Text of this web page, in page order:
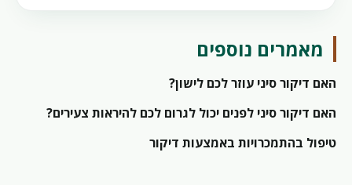
מאמרים נוספים
האם דיקור סיני עוזר לכם לישון?
האם דיקור סיני לפנים יכול לגרום לכם להיראות צעירים?
טיפול בהתמכרויות באמצעות דיקור